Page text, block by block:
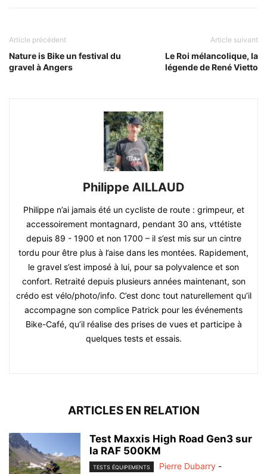
Article précédent
Nature is Bike un festival du
gravel à Angers
Article suivant
Le Roi mélancolique, la
légende de René Vietto
Philippe AILLAUD
Philippe n’ai jamais été un cycliste de route : grimpeur, et
accessoirement montagnard, pendant 30 ans, vttétiste
depuis 89 - 1900 et non 1700 – il s’est mis sur un cintre
tordu pour être plus à l’aise dans les montées. Rapidement,
le gravel s’est imposé à lui, pour sa polyvalence et son
confort. Retraité depuis plusieurs années maintenant, son
crédo est vélo/photo/info. C’est donc tout naturellement qu’il
accompagne son complice Patrick pour les événements
Bike-Café, qu’il réalise des prises de vues et participe à
quelques tests et essais.
ARTICLES EN RELATION
Test Maxxis High Road Gen3 sur
la RAF 500KM
TESTS ÉQUIPEMENTS Pierre Dubarry -